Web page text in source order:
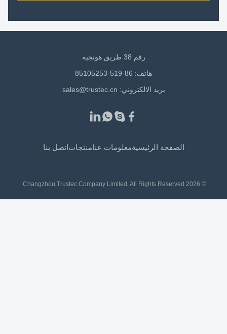
هاتف: 86-519-85105253
بريد الالكتروني: sales@trustec.cn
الصفحة الرئيسيةمعلومات عنامنتجاتاتصل بنا